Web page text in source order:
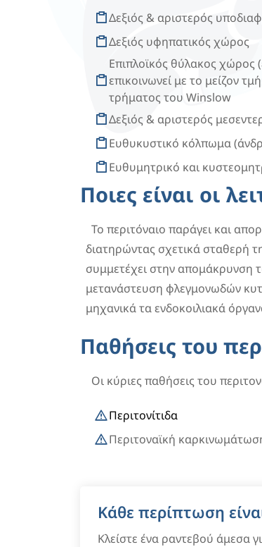
Δεξιός & αριστερός
Δεξιός υφηπατικός χώρος
Επιπλοϊκός θύλακος χώρος
επικοινωνεί με το μείζον
τρήματος του Winslow
Δεξιός & αριστερός
Ευθυκυστικό κόλπωμα
Ευθυμητρικό και
Ποιες είναι οι
Το περιτόναιο παράγει και
διατηρώντας σχετικά σταθερή
συμμετέχει στην απομάκρυνση
μετανάστευση φλεγμονωδών
μηχανικά τα ενδοκοιλιακά
Παθήσεις του
Οι κύριες παθήσεις του
Περιτονίτιδα
Περιτοναϊκή
Κάθε περίπτωση
Κλείστε ένα ραντεβού άμεσα